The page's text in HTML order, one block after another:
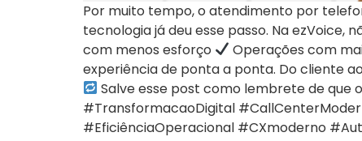
Por muito tempo, o atendimento por
tecnologia já deu esse passo. Na ezVoice,
com menos esforço
Operações com
experiência de ponta a ponta. Do cliente
Salve esse post como lembrete de que
#TransformacaoDigital
#EficiênciaOperacional #CXmoderno